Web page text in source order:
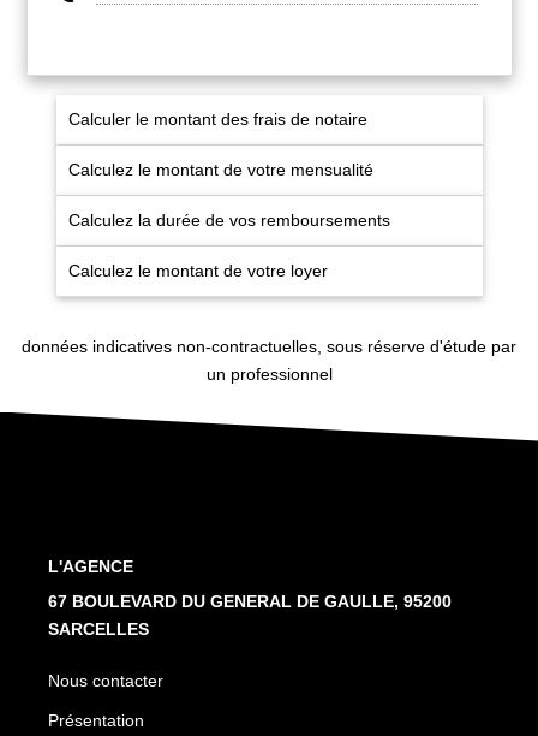
Calculer le montant des frais de notaire
Calculez le montant de votre mensualité
Calculez la durée de vos remboursements
Calculez le montant de votre loyer
données indicatives non-contractuelles, sous réserve d'étude par
un professionnel
L'AGENCE
67 BOULEVARD DU GENERAL DE GAULLE, 95200
SARCELLES
Nous contacter
Présentation